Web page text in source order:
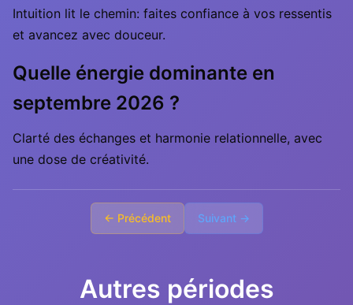
Intuition lit le chemin: faites confiance à vos ressentis
et avancez avec douceur.
Quelle énergie dominante en
septembre 2026 ?
Clarté des échanges et harmonie relationnelle, avec
une dose de créativité.
← Précédent Suivant →
Autres périodes